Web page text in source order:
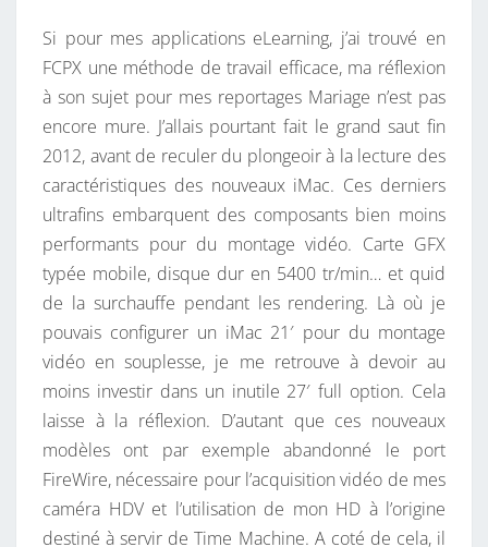
P
R
O
X
?
Si pour mes applications eLearning, j’ai trouvé en
FCPX une méthode de travail efficace, ma réflexion
à son sujet pour mes reportages Mariage n’est pas
encore mure. J’allais pourtant fait le grand saut fin
2012, avant de reculer du plongeoir à la lecture des
caractéristiques des nouveaux iMac. Ces derniers
ultrafins embarquent des composants bien moins
performants pour du montage vidéo. Carte GFX
typée mobile, disque dur en 5400 tr/min… et quid
de la surchauffe pendant les rendering. Là où je
pouvais configurer un iMac 21′ pour du montage
vidéo en souplesse, je me retrouve à devoir au
moins investir dans un inutile 27′ full option. Cela
laisse à la réflexion. D’autant que ces nouveaux
modèles ont par exemple abandonné le port
FireWire, nécessaire pour l’acquisition vidéo de mes
caméra HDV et l’utilisation de mon HD à l’origine
destiné à servir de Time Machine. A coté de cela, il